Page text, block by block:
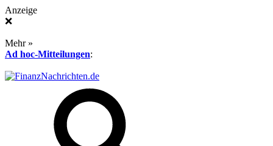
Anzeige
❌
Mehr »
Ad hoc-Mitteilungen: